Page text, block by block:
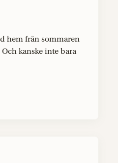
hem från sommaren
kanske inte bara